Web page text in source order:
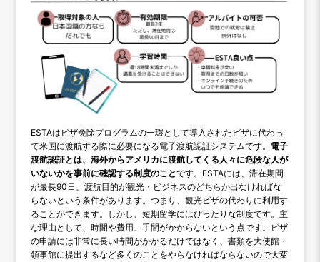
ESTAはビザ免除プログラムの一環として導入されたビザに代わっ
て米国に渡航する際に必要になる電子渡航認証システムです。 電子
渡航認証とは、海外からアメリカに渡航してくる人々に危険な人が
いないかを事前に確認する制度のことです。ESTAには、滞在期間
が最長90日、渡航目的が観光・ビジネスのどちらか出なければな
らないという条件があります。つまり、観光ビザの代わりに利用す
ることができます。しかし、短期留学にはぴったりな制度です。主
な理由として、時間や費用、手間がかからないという点です。ビザ
の申請には非常に長い時間がかかるだけではなく、書類を大使館・
領事館に提出するなど多くのことをやらなければならないので大変